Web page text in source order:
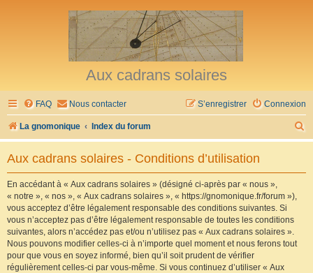
Aux cadrans solaires
FAQ Nous contacter Connexion
S’enregistrer
La gnomonique Index du forum
e
Aux cadrans solaires - Conditions d’utilisation
En accédant à « Aux cadrans solaires » (désigné ci-après par « nous »,
« notre », « nos », « Aux cadrans solaires », « https://gnomonique.fr/forum »),
vous acceptez d’être légalement responsable des conditions suivantes. Si
vous n’acceptez pas d’être légalement responsable de toutes les conditions
suivantes, alors n’accédez pas et/ou n’utilisez pas « Aux cadrans solaires ».
Nous pouvons modifier celles-ci à n’importe quel moment et nous ferons tout
pour que vous en soyez informé, bien qu’il soit prudent de vérifier
régulièrement celles-ci par vous-même. Si vous continuez d’utiliser « Aux